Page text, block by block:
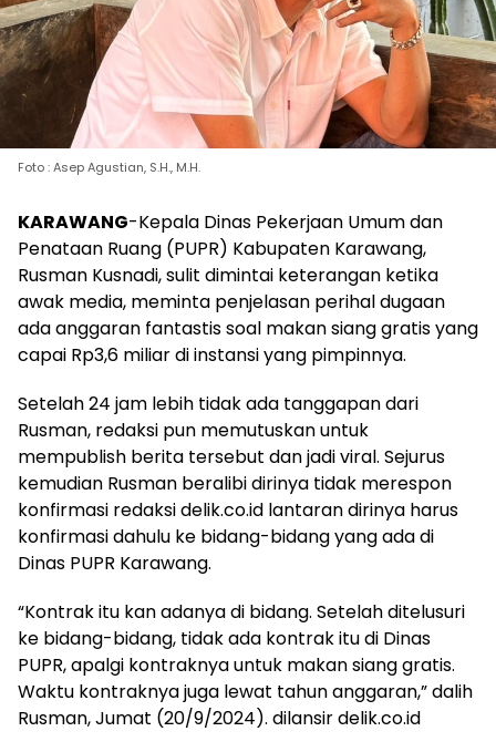
Foto : Asep Agustian, S.H., M.H.
KARAWANG-Kepala Dinas Pekerjaan Umum dan
Penataan Ruang (PUPR) Kabupaten Karawang,
Rusman Kusnadi, sulit dimintai keterangan ketika
awak media, meminta penjelasan perihal dugaan
ada anggaran fantastis soal makan siang gratis yang
capai Rp3,6 miliar di instansi yang pimpinnya.
Setelah 24 jam lebih tidak ada tanggapan dari
Rusman, redaksi pun memutuskan untuk
mempublish berita tersebut dan jadi viral. Sejurus
kemudian Rusman beralibi dirinya tidak merespon
konfirmasi redaksi delik.co.id lantaran dirinya harus
konfirmasi dahulu ke bidang-bidang yang ada di
Dinas PUPR Karawang.
“Kontrak itu kan adanya di bidang. Setelah ditelusuri
ke bidang-bidang, tidak ada kontrak itu di Dinas
PUPR, apalgi kontraknya untuk makan siang gratis.
Waktu kontraknya juga lewat tahun anggaran,” dalih
Rusman, Jumat (20/9/2024). dilansir delik.co.id